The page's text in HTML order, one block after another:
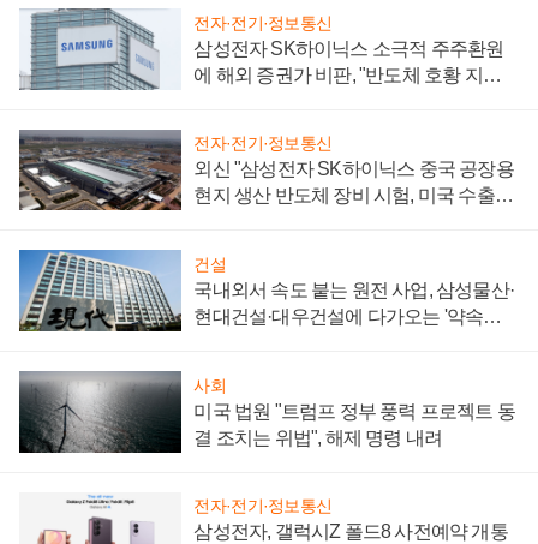
전자·전기·정보통신
삼성전자 SK하이닉스 소극적 주주환원
에 해외 증권가 비판, "반도체 호황 지속
전자·전기·정보통신
외신 "삼성전자 SK하이닉스 중국 공장용
현지 생산 반도체 장비 시험, 미국 수출통
건설
국내외서 속도 붙는 원전 사업, 삼성물산·
현대건설·대우건설에 다가오는 '약속의
사회
미국 법원 "트럼프 정부 풍력 프로젝트 동
결 조치는 위법", 해제 명령 내려
전자·전기·정보통신
삼성전자, 갤럭시Z 폴드8 사전예약 개통